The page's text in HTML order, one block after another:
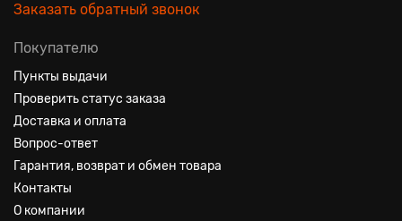
Заказать обратный звонок
Покупателю
Пункты выдачи
Проверить статус заказа
Доставка и оплата
Вопрос-ответ
Гарантия, возврат и обмен товара
Контакты
О компании